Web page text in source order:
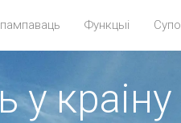
Функцыі
у